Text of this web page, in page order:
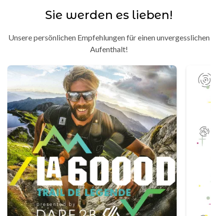
Sie werden es lieben!
Unsere persönlichen Empfehlungen für einen unvergesslichen
Aufenthalt!